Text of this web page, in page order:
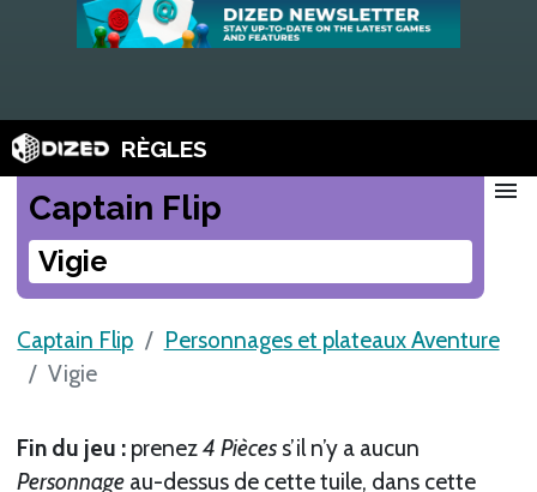
RÈGLES
Captain Flip
Vigie
menu
Captain Flip
Personnages et plateaux Aventure
Vigie
Fin du jeu : prenez4 Piècess’il n’y a aucun
Personnage au-dessus de cette tuile, dans cette